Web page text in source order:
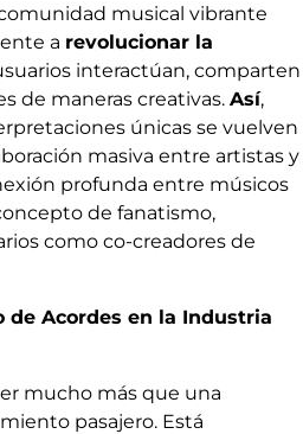
musical vibrante
a revolucionar la
interactúan, comparten
de maneras creativas. Así,
únicas se vuelven
masiva entre artistas y
profunda entre músicos
de fanatismo,
como co-creadores de
de Acordes en la Industria
mucho más que una
pasajero. Está